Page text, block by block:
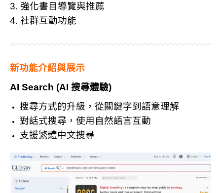
3. 強化書目導覽與推薦
4. 社群互動功能
新功能介紹與展示
AI Search (AI 搜尋體驗)
搜尋方式的升級，從關鍵字到語意理解
對話式搜尋，使用自然語言互動
支援繁體中文搜尋